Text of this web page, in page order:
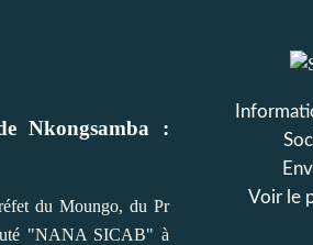
Nkongsamba :
du Moungo, du Pr
"NANA SICAB" à
Voir le